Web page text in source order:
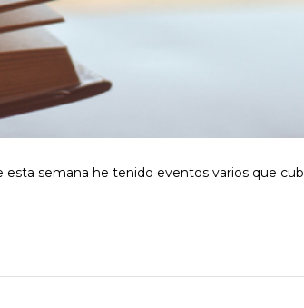
esta semana he tenido eventos varios que